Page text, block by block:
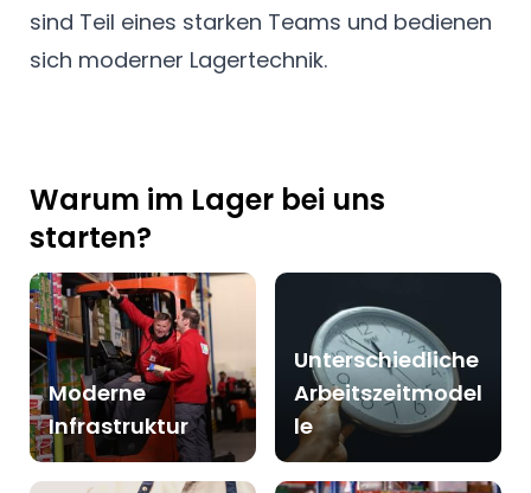
sind Teil eines starken Teams und bedienen
sich moderner Lagertechnik.
Warum im Lager bei uns
starten?
Moderne
Infrastruktur
Unterschiedliche
Arbeitszeitmodel
le